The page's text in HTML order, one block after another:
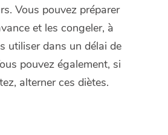
Vous pouvez préparer
et les congeler, à
utiliser dans un délai de
pouvez également, si
alterner ces diètes.